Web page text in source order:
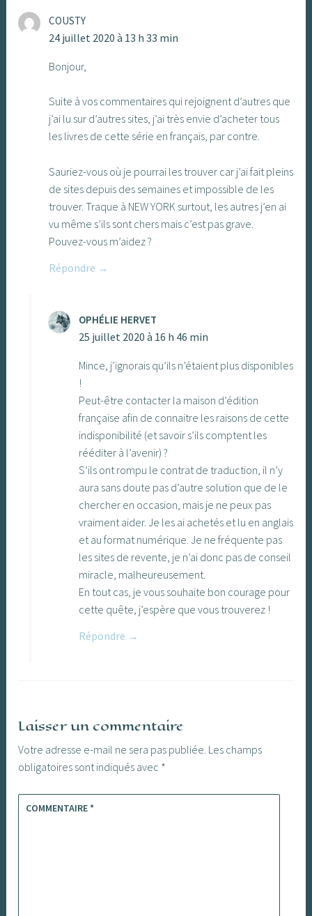
COUSTY
24 juillet 2020 à 13 h 33 min
Bonjour,
Suite à vos commentaires qui rejoignent d’autres que
j’ai lu sur d’autres sites, j’ai très envie d’acheter tous
les livres de cette série en français, par contre.
Sauriez-vous où je pourrai les trouver car j’ai fait pleins
de sites depuis des semaines et impossible de les
trouver. Traque à NEW YORK surtout, les autres j’en ai
vu même s’ils sont chers mais c’est pas grave.
Pouvez-vous m’aidez ?
Répondre
OPHÉLIE HERVET
25 juillet 2020 à 16 h 46 min
Mince, j’ignorais qu’ils n’étaient plus disponibles
!
Peut-être contacter la maison d’édition
française afin de connaitre les raisons de cette
indisponibilité (et savoir s’ils comptent les
rééditer à l’avenir) ?
S’ils ont rompu le contrat de traduction, il n’y
aura sans doute pas d’autre solution que de le
chercher en occasion, mais je ne peux pas
vraiment aider. Je les ai achetés et lu en anglais
et au format numérique. Je ne fréquente pas
les sites de revente, je n’ai donc pas de conseil
miracle, malheureusement.
En tout cas, je vous souhaite bon courage pour
cette quête, j’espère que vous trouverez !
Répondre
Laisser un commentaire
Votre adresse e-mail ne sera pas publiée. Les champs
obligatoires sont indiqués avec *
COMMENTAIRE*